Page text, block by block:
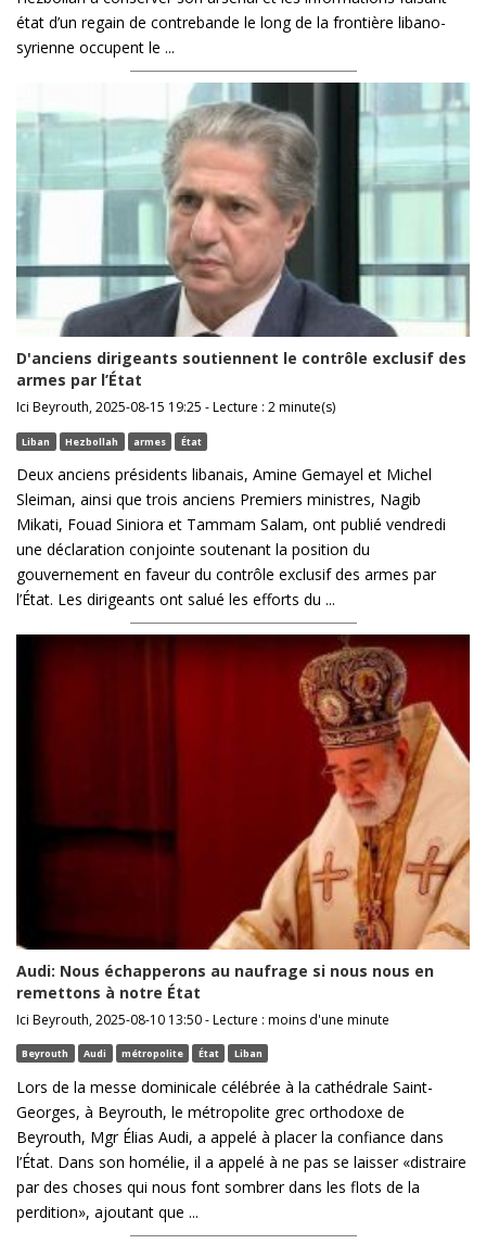
état d’un regain de contrebande le long de la frontière libano-
syrienne occupent le ...
D'anciens dirigeants soutiennent le contrôle exclusif des
armes par l’État
Ici Beyrouth, 2025-08-15 19:25 - Lecture : 2 minute(s)
Liban Hezbollah armes État
Deux anciens présidents libanais, Amine Gemayel et Michel
Sleiman, ainsi que trois anciens Premiers ministres, Nagib
Mikati, Fouad Siniora et Tammam Salam, ont publié vendredi
une déclaration conjointe soutenant la position du
gouvernement en faveur du contrôle exclusif des armes par
l’État. Les dirigeants ont salué les efforts du ...
Audi: Nous échapperons au naufrage si nous nous en
remettons à notre État
Ici Beyrouth, 2025-08-10 13:50 - Lecture : moins d'une minute
Beyrouth Audi métropolite État Liban
Lors de la messe dominicale célébrée à la cathédrale Saint-
Georges, à Beyrouth, le métropolite grec orthodoxe de
Beyrouth, Mgr Élias Audi, a appelé à placer la confiance dans
l’État. Dans son homélie, il a appelé à ne pas se laisser «distraire
par des choses qui nous font sombrer dans les flots de la
perdition», ajoutant que ...